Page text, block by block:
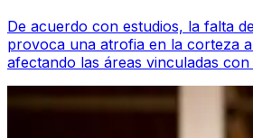
De acuerdo con estudios, la falta
provoca una atrofia en la corteza
afectando las áreas vinculadas con